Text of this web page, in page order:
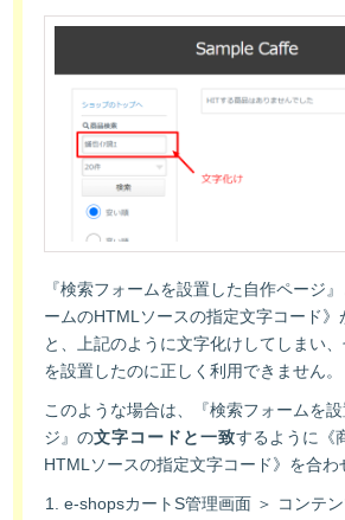
『検索フォームを設置した自作ページ
ームのHTMLソースの指定文字コード》
と、上記のように文字化けしてしまい
を設置したのに正しく利用できません。
このような場合は、『検索フォームを
ジ』の文字コードと一致するように《
HTMLソースの指定文字コード》を合わ
e-shopsカートS管理画面 ＞ コンテ